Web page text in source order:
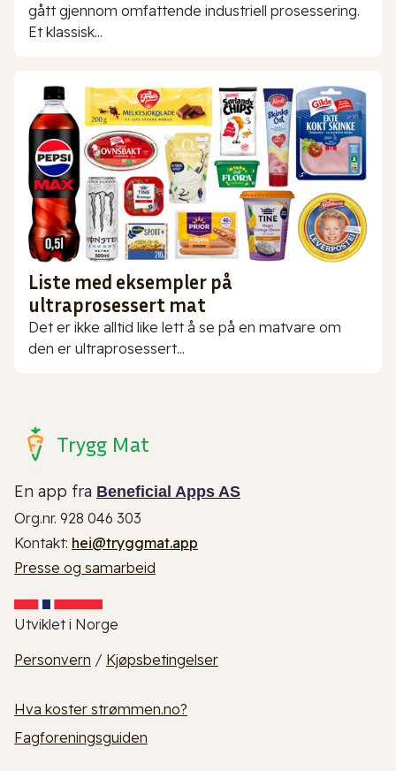
gått gjennom omfattende industriell prosessering.
Et klassisk...
Liste med eksempler på
ultraprosessert mat
Det er ikke alltid like lett å se på en matvare om
den er ultraprosessert...
Trygg Mat
En app fra Beneficial Apps AS
Org.nr. 928 046 303
Kontakt: hei@tryggmat.app
Presse og samarbeid
Utviklet i Norge
Personvern / Kjøpsbetingelser
Hva koster strømmen.no?
Fagforeningsguiden